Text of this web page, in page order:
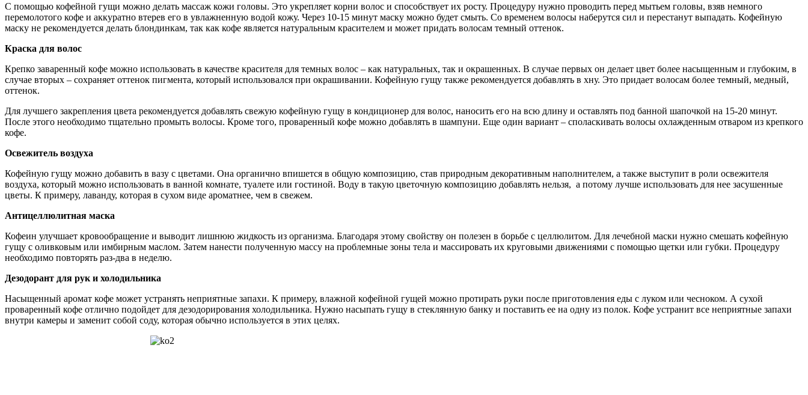
С помощью кофейной гущи можно делать массаж кожи головы. Это укрепляет корни волос и способствует их росту. Процедуру нужно проводить перед мытьем головы, взяв немного
перемолотого кофе и аккуратно втерев его в увлажненную водой кожу. Через 10-15 минут маску можно будет смыть. Со временем волосы наберутся сил и перестанут выпадать. Кофейную
маску не рекомендуется делать блондинкам, так как кофе является натуральным красителем и может придать волосам темный оттенок.
Краска для волос
Крепко заваренный кофе можно использовать в качестве красителя для темных волос – как натуральных, так и окрашенных. В случае первых он делает цвет более насыщенным и глубоким, в
случае вторых – сохраняет оттенок пигмента, который использовался при окрашивании. Кофейную гущу также рекомендуется добавлять в хну. Это придает волосам более темный, медный,
оттенок.
Для лучшего закрепления цвета рекомендуется добавлять свежую кофейную гущу в кондиционер для волос, наносить его на всю длину и оставлять под банной шапочкой на 15-20 минут.
После этого необходимо тщательно промыть волосы. Кроме того, проваренный кофе можно добавлять в шампуни. Еще один вариант – споласкивать волосы охлажденным отваром из крепкого
кофе.
Освежитель воздуха
Кофейную гущу можно добавить в вазу с цветами. Она органично впишется в общую композицию, став природным декоративным наполнителем, а также выступит в роли освежителя
воздуха, который можно использовать в ванной комнате, туалете или гостиной. Воду в такую цветочную композицию добавлять нельзя, а потому лучше использовать для нее засушенные
цветы. К примеру, лаванду, которая в сухом виде ароматнее, чем в свежем.
Антицеллюлитная маска
Кофеин улучшает кровообращение и выводит лишнюю жидкость из организма. Благодаря этому свойству он полезен в борьбе с целлюлитом. Для лечебной маски нужно смешать кофейную
гущу с оливковым или имбирным маслом. Затем нанести полученную массу на проблемные зоны тела и массировать их круговыми движениями с помощью щетки или губки. Процедуру
необходимо повторять раз-два в неделю.
Дезодорант для рук и холодильника
Насыщенный аромат кофе может устранять неприятные запахи. К примеру, влажной кофейной гущей можно протирать руки после приготовления еды с луком или чесноком. А сухой
проваренный кофе отлично подойдет для дезодорирования холодильника. Нужно насыпать гущу в стеклянную банку и поставить ее на одну из полок. Кофе устранит все неприятные запахи
внутри камеры и заменит собой соду, которая обычно используется в этих целях.